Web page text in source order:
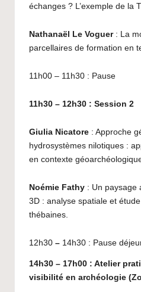
échanges ? L’exemple de la
Nathanaël Le Voguer: La
parcellaires de formation en
11h00 – 11h30 : Pause
11h30 – 12h30 : Session 2
Giulia Nicatore : Approche
hydrosystèmes nilotiques :
en contexte
Noémie Fathy : Un paysage
3D : analyse spatiale et
thébaines.
12h30 – 14h30 : Pause
14h30 – 17h00 : Atelier
visibilité en archéologie